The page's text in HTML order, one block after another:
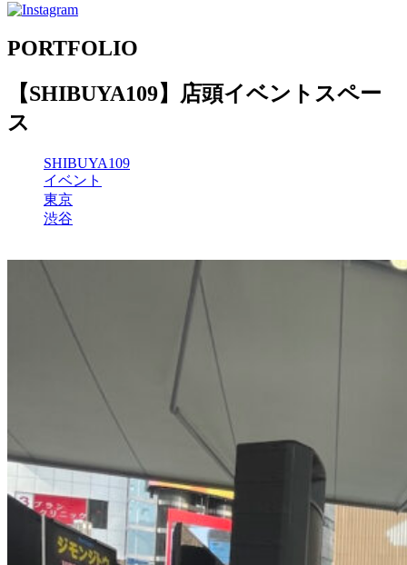
PORTFOLIO
【SHIBUYA109】店頭イベントスペー
ス
SHIBUYA109
イベント
東京
渋谷